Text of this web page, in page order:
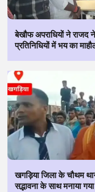
बेखौफ अपराधियों ने राजद
प्रतिनिधियों में भय का
खगड़िया जिला के चौथम
सद्भावना के साथ मनाया